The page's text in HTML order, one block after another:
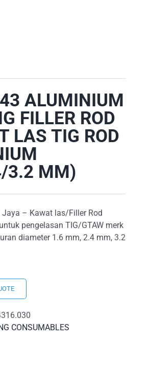
FOR:
ALUMINIUM
FILLER ROD
LAS TIG ROD
3.2 MM)
Jaya – Kawat las/Filler Rod
pengelasan TIG/GTAW merk
diameter 1.6 mm, 2.4 mm, 3.2
CONSUMABLES